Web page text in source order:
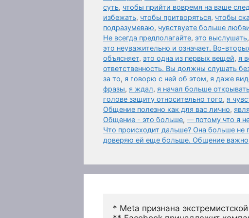
суть, чтобы прийти вовремя на ваше
избежать, чтобы притворяться, чтобы
подразумеваю, чувствуете больше
Не всегда предполагайте, это выслушать,
это неуважительно и означает. Во-
объясняет, это одна из первых вещей, я
ответственность. Вы должны слушать
за то, я говорю с ней об этом, я даже
фразы, я ждал, я начал больше
голове защиту относительно того, я
Общение полезно как для вас лично,
Общение - это больше, — потому что я
Что происходит дальше? Она больше не
доверяю ей еще больше. Общение важно
* Meta признана